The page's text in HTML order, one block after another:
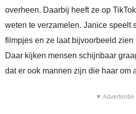
overheen. Daarbij heeft ze op
weten te verzamelen. Janice speelt
filmpjes en ze laat bijvoorbeeld zien
Daar kijken mensen schijnbaar
dat er ook mannen zijn die haar om
▼ Advertentie